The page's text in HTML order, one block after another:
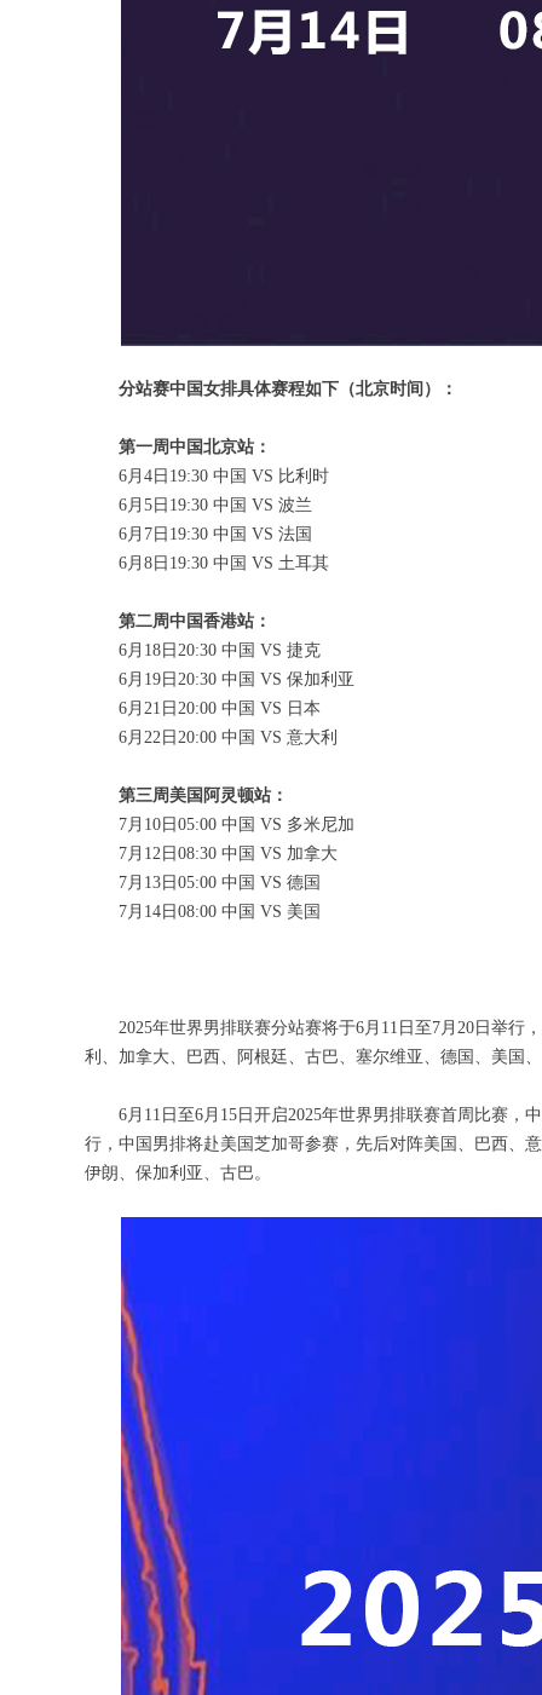
分站赛中国女排具体赛程如下（北京时间）：
第一周中国北京站：
6月4日19:30 中国 VS 比利时
6月5日19:30 中国 VS 波兰
6月7日19:30 中国 VS 法国
6月8日19:30 中国 VS 土耳其
第二周中国香港站：
6月18日20:30 中国 VS 捷克
6月19日20:30 中国 VS 保加利亚
6月21日20:00 中国 VS 日本
6月22日20:00 中国 VS 意大利
第三周美国阿灵顿站：
7月10日05:00 中国 VS 多米尼加
7月12日08:30 中国 VS 加拿大
7月13日05:00 中国 VS 德国
7月14日08:00 中国 VS 美国
2025年世界男排联赛分站赛将于6月11日至7月20日举行
利、加拿大、巴西、阿根廷、古巴、塞尔维亚、德国、美国
6月11日至6月15日开启2025年世界男排联赛首周比赛，
行，中国男排将赴美国芝加哥参赛，先后对阵美国、巴西、
伊朗、保加利亚、古巴。